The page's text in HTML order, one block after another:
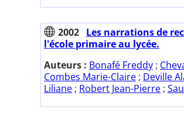
2002 Les narrations de
l'école primaire au lycée.
Auteurs : Bonafé Freddy ;
Combes Marie-Claire ; Deville
Liliane ; Robert Jean-Pierre ;